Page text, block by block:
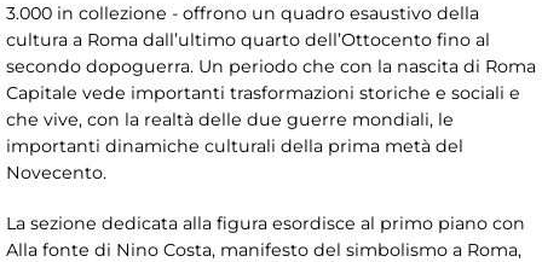
3.000 in collezione - offrono un quadro esaustivo della
cultura a Roma dall’ultimo quarto dell’Ottocento fino al
secondo dopoguerra. Un periodo che con la nascita di Roma
Capitale vede importanti trasformazioni storiche e sociali e
che vive, con la realtà delle due guerre mondiali, le
importanti dinamiche culturali della prima metà del
Novecento.
La sezione dedicata alla figura esordisce al primo piano con
Alla fonte di Nino Costa, manifesto del simbolismo a Roma,